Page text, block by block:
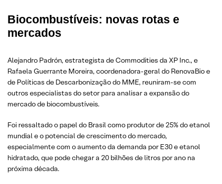
Biocombustíveis: novas rotas e
mercados
Alejandro Padrón, estrategista de Commodities da XP Inc., e
Rafaela Guerrante Moreira, coordenadora-geral do RenovaBio e
de Políticas de Descarbonização do MME, reuniram-se com
outros especialistas do setor para analisar a expansão do
mercado de biocombustíveis.
Foi ressaltado o papel do Brasil como produtor de 25% do etanol
mundial e o potencial de crescimento do mercado,
especialmente com o aumento da demanda por E30 e etanol
hidratado, que pode chegar a 20 bilhões de litros por ano na
próxima década.